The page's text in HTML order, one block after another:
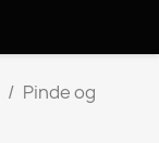
Pinde og